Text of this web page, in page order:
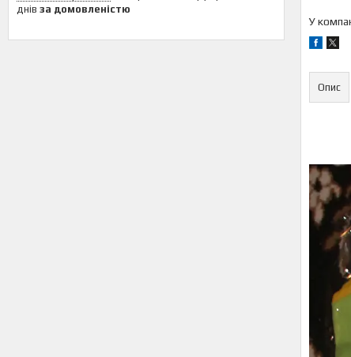
днів за домовленістю
У
Опис